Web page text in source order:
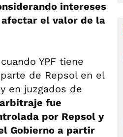
intereses
afectar el valor de la
YPF tiene
de Repsol en el
en juzgados de
fue
por Repsol y
Gobierno a partir